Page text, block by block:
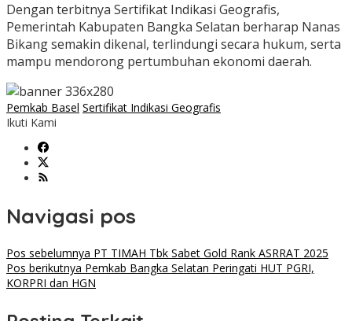
Dengan terbitnya Sertifikat Indikasi Geografis,
Pemerintah Kabupaten Bangka Selatan berharap Nanas
Bikang semakin dikenal, terlindungi secara hukum, serta
mampu mendorong pertumbuhan ekonomi daerah.
Pemkab Basel Sertifikat Indikasi Geografis
Ikuti Kami
Navigasi pos
Pos sebelumnya PT TIMAH Tbk Sabet Gold Rank ASRRAT 2025
Pos berikutnya Pemkab Bangka Selatan Peringati HUT PGRI,
KORPRI dan HGN